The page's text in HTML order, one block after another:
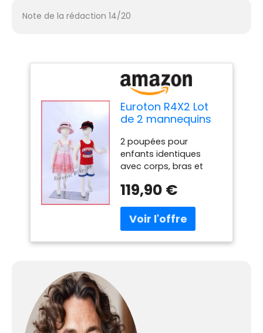
Note de la rédaction 14/20
Euroton R4X2 Lot
de 2 mannequins
enfant 95 cm
Corps flexible et
flexible
2 poupées pour
enfants identiques
avec corps, bras et
flexibles Lot de 2
forme d'œuf de 4 ans -
95 cm 4 pièces
démontables (corps,
tissu en coton (aiguille
peut percer) R4 x 2 ans
ASIN : B0816JRP2Z R6 x 2
119,90 €